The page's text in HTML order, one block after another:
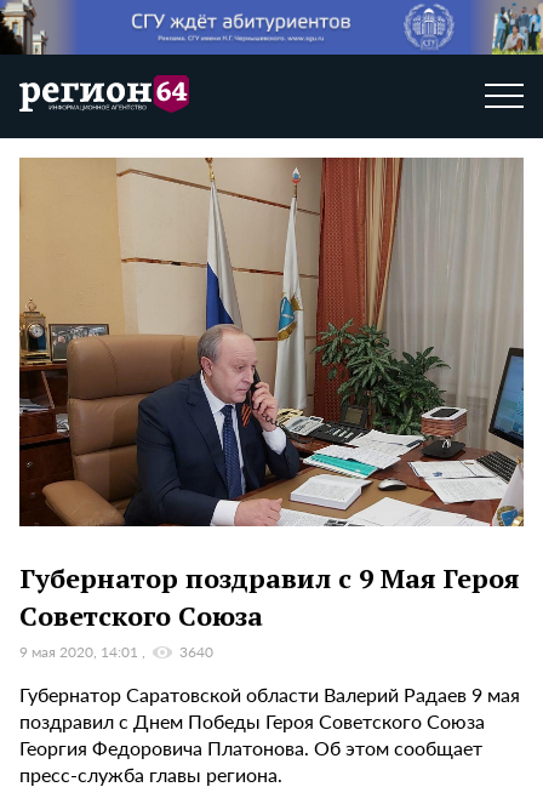
Губернатор поздравил с 9 Мая Героя
Советского Союза
9 мая 2020, 14:01 3640
Губернатор Саратовской области Валерий Радаев 9 мая
поздравил с Днем Победы Героя Советского Союза
Георгия Федоровича Платонова. Об этом сообщает
пресс-служба главы региона.